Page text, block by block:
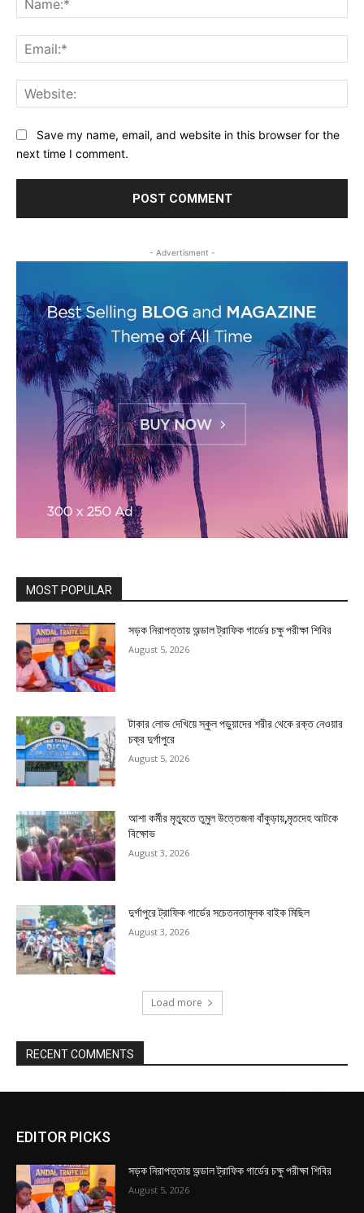
Save my name, email, and website in this browser for the
next time I comment.
- Advertisment -
MOST POPULAR
সড়ক নিরাপত্তায় অন্ডাল ট্রাফিক গার্ডের চক্ষু পরীক্ষা শিবির
August 5, 2026
টাকার লোভ দেখিয়ে স্কুল পড়ুয়াদের শরীর থেকে রক্ত নেওয়ার
চক্র দুর্গাপুরে
August 5, 2026
আশা কর্মীর মৃত্যুতে তুমুল উত্তেজনা বাঁকুড়ায়,মৃতদেহ আটকে
বিক্ষোভ
August 3, 2026
দুর্গাপুরে ট্রাফিক গার্ডের সচেতনতামূলক বাইক মিছিল
August 3, 2026
Load more
RECENT COMMENTS
EDITOR PICKS
সড়ক নিরাপত্তায় অন্ডাল ট্রাফিক গার্ডের চক্ষু পরীক্ষা শিবির
August 5, 2026